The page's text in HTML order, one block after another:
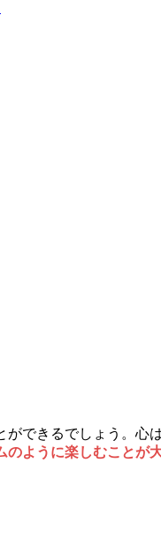
できるでしょう。心
のように楽しむことが